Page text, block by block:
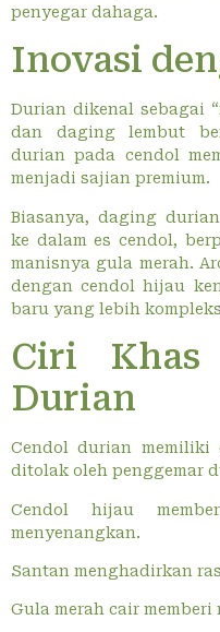
penyegar dahaga.
Inovasi
Durian dikenal sebagai
dan daging lembut
durian pada cendol
menjadi sajian premium.
Biasanya, daging
ke dalam es cendol,
manisnya gula merah.
dengan cendol hijau
baru yang lebih
Ciri Khas
Durian
Cendol durian
ditolak oleh penggemar
Cendol hijau
menyenangkan.
Santan menghadirkan
Gula merah cair